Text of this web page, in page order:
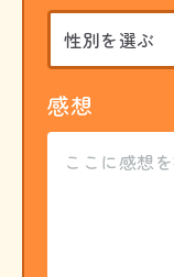
感想